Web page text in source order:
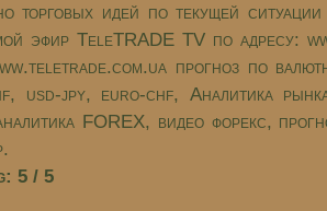
торговых идей по текущей
эфир TeleTRADE TV по адресу:
прогноз по
usd-jpy, euro-chf, Аналитика
FOREX, видео форекс,
5 / 5